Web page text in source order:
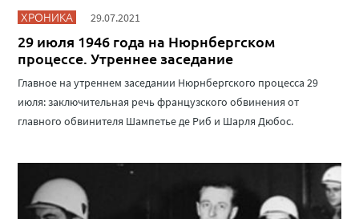
ХРОНИКА 29.07.2021
29 июля 1946 года на Нюрнбергском
процессе. Утреннее заседание
Главное на утреннем заседании Нюрнбергского процесса 29
июля: заключительная речь французского обвинения от
главного обвинителя Шампетье де Риб и Шарля Дюбос.